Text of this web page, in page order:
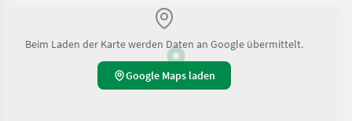
Beim Laden der Karte werden Daten an Google übermittelt.
Google Maps laden